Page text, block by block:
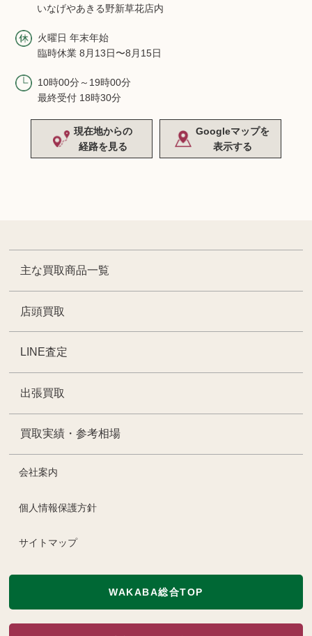
いなげやあきる野新草花店内
火曜日 年末年始
臨時休業 8月13日〜8月15日
10時00分～19時00分
最終受付 18時30分
現在地からの
経路を見る
Googleマップを
表示する
主な買取商品一覧
店頭買取
LINE査定
出張買取
買取実績・参考相場
会社案内
個人情報保護方針
サイトマップ
WAKABA総合TOP